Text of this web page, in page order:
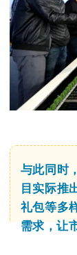
与此同时
目实际推
礼包等多
需求，让